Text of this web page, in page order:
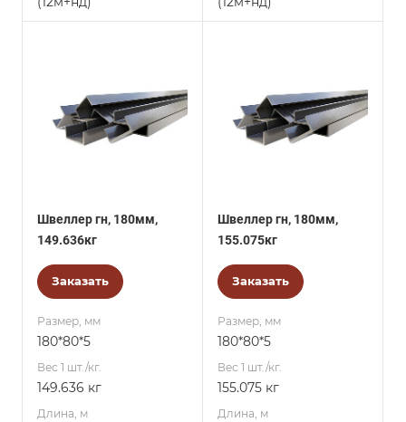
Швеллер гн, 180мм,
149.636кг
Заказать
Размер, мм
180*80*5
Вес 1 шт./кг.
149.636 кг
Длина, м
Швеллер гн, 180мм,
155.075кг
Заказать
Размер, мм
180*80*5
Вес 1 шт./кг.
155.075 кг
Длина, м